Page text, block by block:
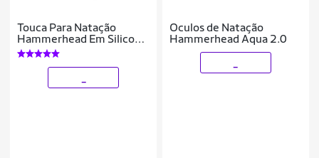
Touca Para Natação
Hammerhead Em Silicone
Extra Grande XL
Oculos de Natação
Hammerhead Aqua 2.0